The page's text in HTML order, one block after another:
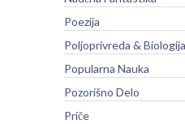
Poezija
Poljoprivreda & Biologija
Popularna Nauka
Pozorišno Delo
Priče